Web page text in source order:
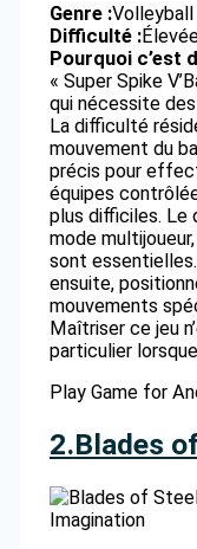
Genre :Volleyball
Difficulté :
Pourquoi c’est
« Super Spike
qui nécessite
La difficulté
mouvement du
précis pour
équipes
plus difficiles. Le
mode
sont
ensuite,
mouvements
Maîtriser ce jeu
particulier
Play Game for
2.Blades